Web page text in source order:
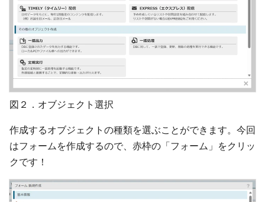
図２．オブジェクト選択
作成するオブジェクトの種類を選ぶことができます。今回
はフォームを作成するので、赤枠の「フォーム」をクリッ
クです！